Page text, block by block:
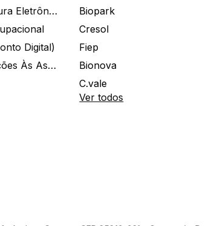
Certificata – Assinatura Eletrônica De Documentos
Digital)
Zion System – Soluções Às Associações E Empresas
Biopark
Cresol
Fiep
Bionova
C.vale
Ver todos